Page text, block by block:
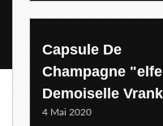
Capsule De
Champagne
Demoiselle
4 Mai 2020